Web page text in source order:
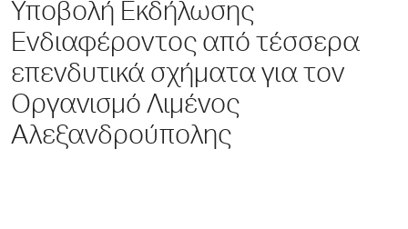
Υποβολή Εκδήλωσης
Ενδιαφέροντος από τέσσερα
επενδυτικά σχήματα για τον
Οργανισμό Λιμένος
Αλεξανδρούπολης